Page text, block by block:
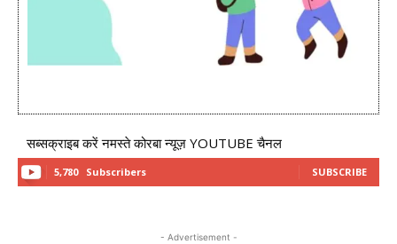
सब्सक्राइब करें नमस्ते कोरबा न्यूज़ YOUTUBE चैनल
5,780 Subscribers SUBSCRIBE
- Advertisement -